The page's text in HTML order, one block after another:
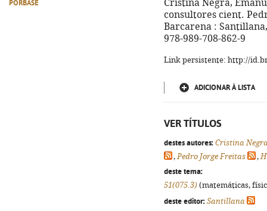
PORBASE
Cristina Negra,
consultores cient.
Barcarena :
978-989-708-862-9
Link persistente: http://
ADICIONAR À LISTA
VER TÍTULOS
destes autores: Cristina
,Pedro Jorge Freitas ,
deste tema:
51(075.3) (matemáticas,
deste editor: Santillana